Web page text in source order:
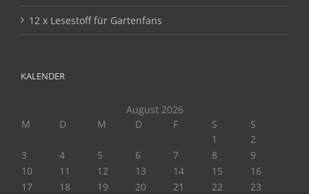
12 x Lesestoff für Gartenfans
KALENDER
August 2026
M
D M D F S
S
1
2
3
4 5 6 7 8
9
10
11 12 13 14 15
16
17
18 19 20 21 22 23